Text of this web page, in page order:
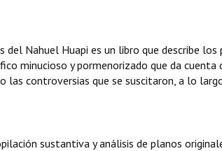
del Nahuel Huapi es un libro que describe
minucioso y pormenorizado que da
las controversias que se suscitaron, a lo
sustantiva y análisis de planos